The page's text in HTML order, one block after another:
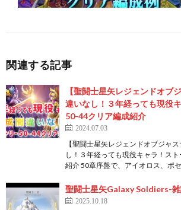
関連する記事
【聖闘士星矢レジェンドオブ
違いなし！３年経っても現役
50-44クリア編成紹介
2024.07.03
【聖闘士星矢レジェンドオブジャ
し！３年経っても現役キャラ！ス
紹介 50章序盤で、アイオロス、ポ
聖闘士星矢Galaxy Soldiers-
2025.10.18